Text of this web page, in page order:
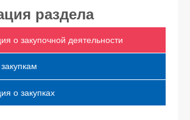
раздела
о закупочной деятельности
о закупках